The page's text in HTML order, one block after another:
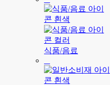
식품/음료